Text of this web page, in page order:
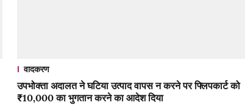
वादकरण
उपभोक्ता अदालत ने घटिया उत्पाद वापस न करने पर फ्लिपकार्ट को
₹10,000 का भुगतान करने का आदेश दिया